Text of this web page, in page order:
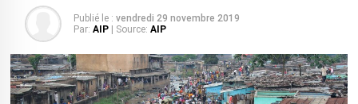
Publié le : vendredi 29 novembre 2019
Par: AIP | Source: AIP